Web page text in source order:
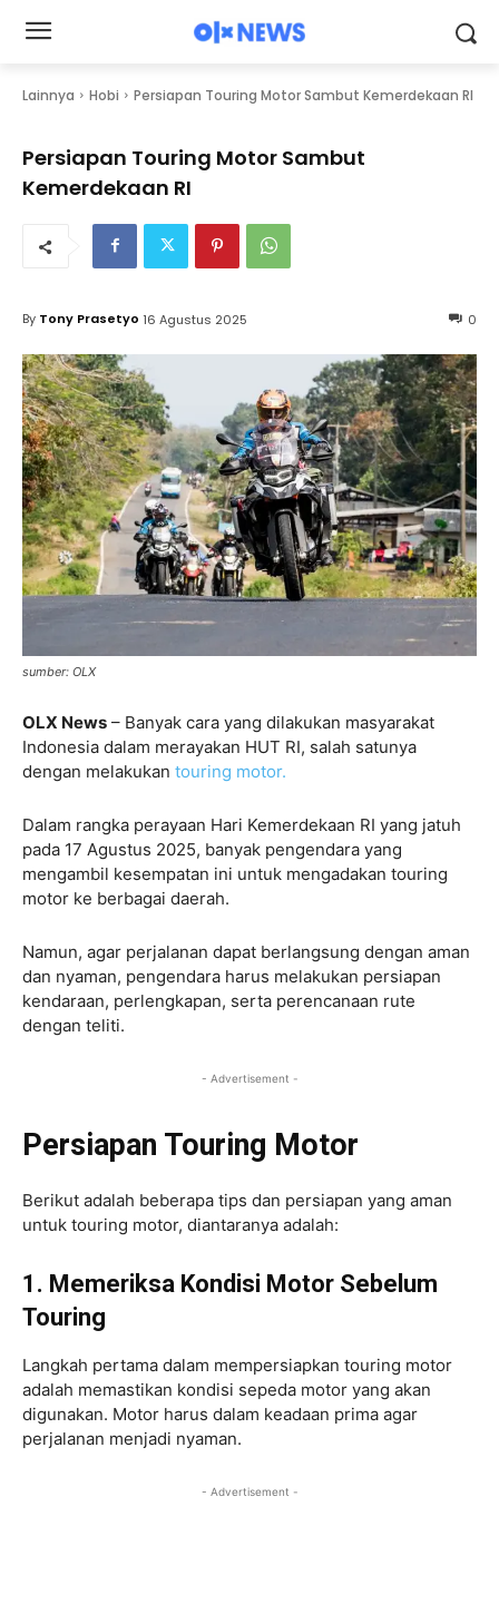
Lainnya Hobi Persiapan Touring Motor Sambut Kemerdekaan RI
Persiapan Touring Motor Sambut
Kemerdekaan RI
0
By Tony Prasetyo 16 Agustus 2025
sumber: OLX
OLX News – Banyak cara yang dilakukan masyarakat
Indonesia dalam merayakan HUT RI, salah satunya
dengan melakukan touring motor.
Dalam rangka perayaan Hari Kemerdekaan RI yang jatuh
pada 17 Agustus 2025, banyak pengendara yang
mengambil kesempatan ini untuk mengadakan touring
motor ke berbagai daerah.
Namun, agar perjalanan dapat berlangsung dengan aman
dan nyaman, pengendara harus melakukan persiapan
kendaraan, perlengkapan, serta perencanaan rute
dengan teliti.
- Advertisement -
Persiapan Touring Motor
Berikut adalah beberapa tips dan persiapan yang aman
untuk touring motor, diantaranya adalah:
1. Memeriksa Kondisi Motor Sebelum
Touring
Langkah pertama dalam mempersiapkan touring motor
adalah memastikan kondisi sepeda motor yang akan
digunakan. Motor harus dalam keadaan prima agar
perjalanan menjadi nyaman.
- Advertisement -